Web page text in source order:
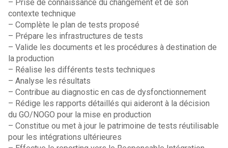
– Prise de connaissance du changement et de son
contexte technique
– Complète le plan de tests proposé
– Prépare les infrastructures de tests
– Valide les documents et les procédures à destination de
la production
– Réalise les différents tests techniques
– Analyse les résultats
– Contribue au diagnostic en cas de dysfonctionnement
– Rédige les rapports détaillés qui aideront à la décision
du GO/NOGO pour la mise en production
– Constitue ou met à jour le patrimoine de tests réutilisable
pour les intégrations ultérieures